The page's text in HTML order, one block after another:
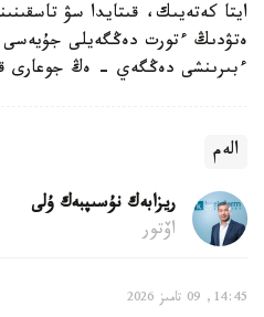
ايتا كەتەيىك، قىتايدا سۋ
ەتۋدىڭ ءتورت دەڭگەيلى جۇيەسى
ءبىرىنشى دەڭگەي - ەڭ جوعارى
الەم
ريزابەك نۇسىپبەك ۇلى
اۆتور
14:45, 09 تامىز 2026